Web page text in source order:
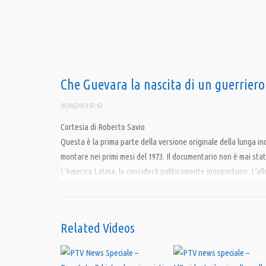
Che Guevara la nascita di un
01/06/2019 07:42
Cortesia di Roberto Savio
Questa è la prima parte della versione originale della lunga
montare nei primi mesi del 1973. Il documentario non è mai
L’America Latina, lo considerò politicamente inopportuno.
è l’unica intervista che ha rilasciato il Segretario Generale
agli attacchi ricevuti da parte di Cuba e di Fidel Castro; così
boliviane, e del sergente che l’ha ucciso nella scuola della
Related Videos